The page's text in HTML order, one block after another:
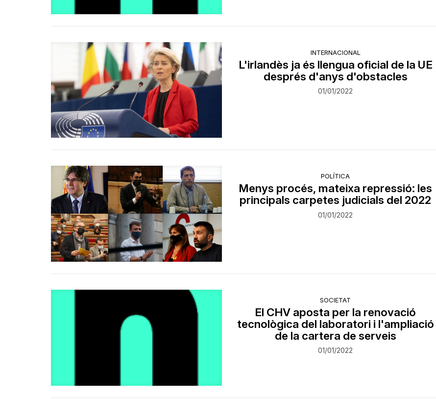
INTERNACIONAL
L'irlandès ja és llengua oficial de la UE
després d'anys d'obstacles
01/01/2022
POLÍTICA
Menys procés, mateixa repressió: les
principals carpetes judicials del 2022
01/01/2022
SOCIETAT
El CHV aposta per la renovació
tecnològica del laboratori i l'ampliació
de la cartera de serveis
01/01/2022